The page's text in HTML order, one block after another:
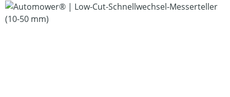
Bildergalerie überspringen